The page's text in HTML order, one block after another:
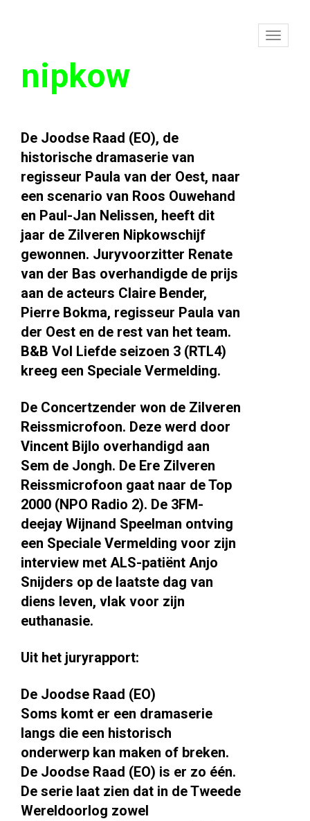
nipkow
De Joodse Raad (EO), de
historische dramaserie van
regisseur Paula van der Oest, naar
een scenario van Roos Ouwehand
en Paul-Jan Nelissen, heeft dit
jaar de Zilveren Nipkowschijf
gewonnen. Juryvoorzitter Renate
van der Bas overhandigde de prijs
aan de acteurs Claire Bender,
Pierre Bokma, regisseur Paula van
der Oest en de rest van het team.
B&B Vol Liefde seizoen 3 (RTL4)
kreeg een Speciale Vermelding.
De Concertzender won de Zilveren
Reissmicrofoon. Deze werd door
Vincent Bijlo overhandigd aan
Sem de Jongh. De Ere Zilveren
Reissmicrofoon gaat naar de Top
2000 (NPO Radio 2). De 3FM-
deejay Wijnand Speelman ontving
een Speciale Vermelding voor zijn
interview met ALS-patiënt Anjo
Snijders op de laatste dag van
diens leven, vlak voor zijn
euthanasie.
Uit het juryrapport:
De Joodse Raad (EO)
Soms komt er een dramaserie
langs die een historisch
onderwerp kan maken of breken.
De Joodse Raad (EO) is er zo één.
De serie laat zien dat in de Tweede
Wereldoorlog zowel